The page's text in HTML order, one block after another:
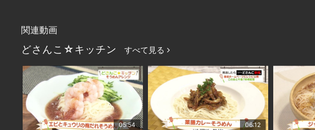
関連動画
どさんこ☆キッチン すべて見る
05:54 06:12